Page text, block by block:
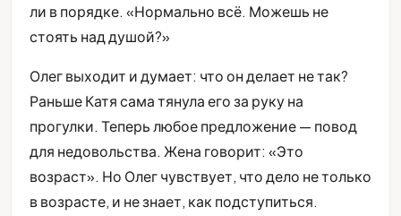
ли в порядке. «Нормально всё. Можешь не
стоять над душой?»
Олег выходит и думает: что он делает не так?
Раньше Катя сама тянула его за руку на
прогулки. Теперь любое предложение — повод
для недовольства. Жена говорит: «Это
возраст». Но Олег чувствует, что дело не только
в возрасте, и не знает, как подступиться.